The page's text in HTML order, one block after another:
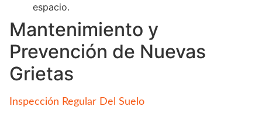
espacio.
Mantenimiento y
Prevención de Nuevas
Grietas
Inspección Regular Del Suelo